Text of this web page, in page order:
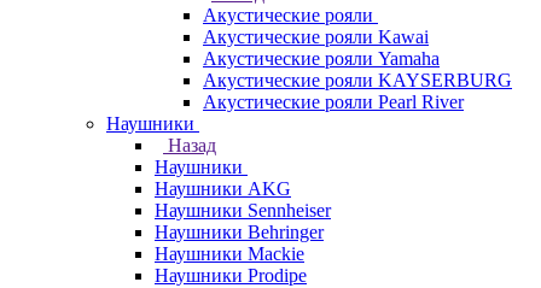
Акустические рояли
Акустические рояли Kawai
Акустические рояли Yamaha
Акустические рояли KAYSERBURG
Акустические рояли Pearl River
Наушники
Назад
Наушники
Наушники AKG
Наушники Sennheiser
Наушники Behringer
Наушники Mackie
Наушники Prodipe